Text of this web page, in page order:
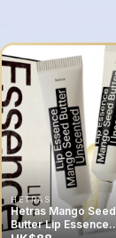
HETRAS
Hetras Mango Seed
Butter Lip Essence